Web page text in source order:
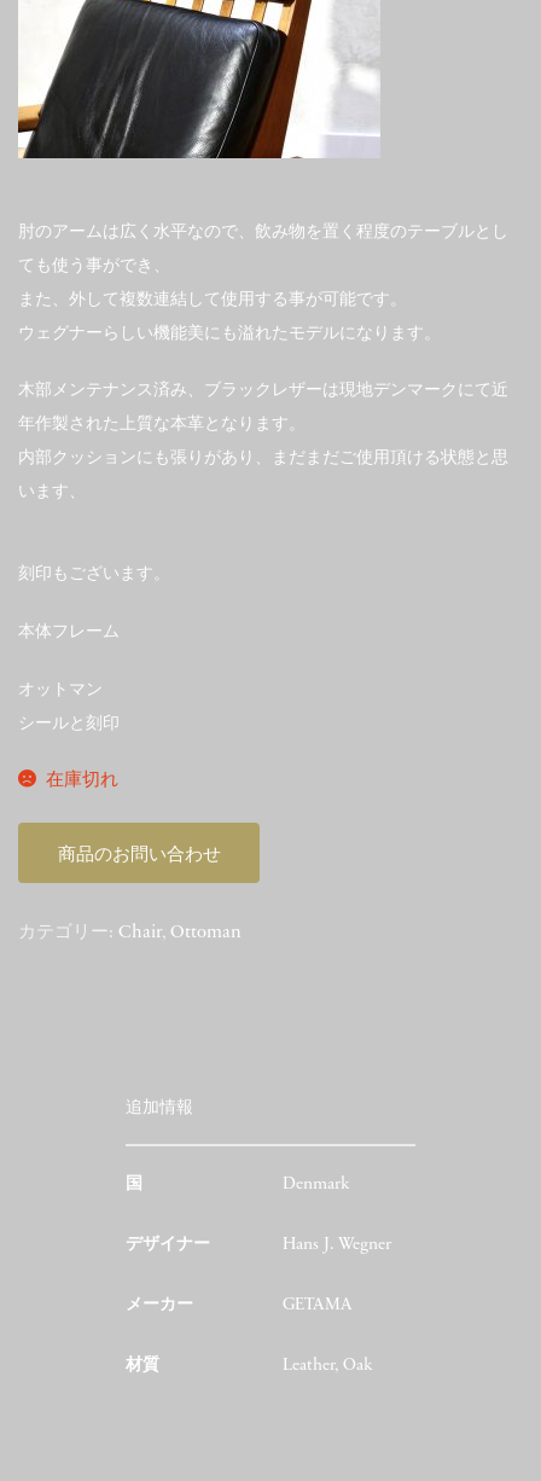
肘のアームは広く水平なので、飲み物を置く程度のテーブルとし
ても使う事ができ、
また、外して複数連結して使用する事が可能です。
ウェグナーらしい機能美にも溢れたモデルになります。
木部メンテナンス済み、ブラックレザーは現地デンマークにて近
年作製された上質な本革となります。
内部クッションにも張りがあり、まだまだご使用頂ける状態と思
います、
刻印もございます。
本体フレーム
オットマン
シールと刻印
在庫切れ
商品のお問い合わせ
カテゴリー: Chair, Ottoman
追加情報
国 Denmark
デザイナー Hans J. Wegner
メーカー GETAMA
材質 Leather, Oak